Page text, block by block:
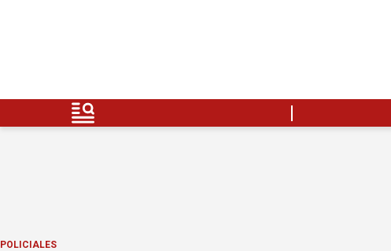
POLICIALES